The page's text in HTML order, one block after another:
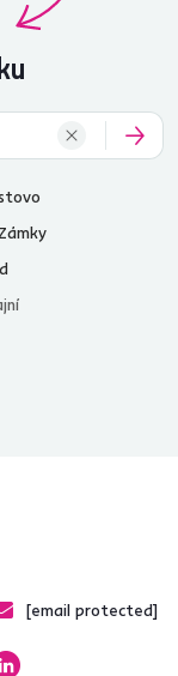
[email protected]